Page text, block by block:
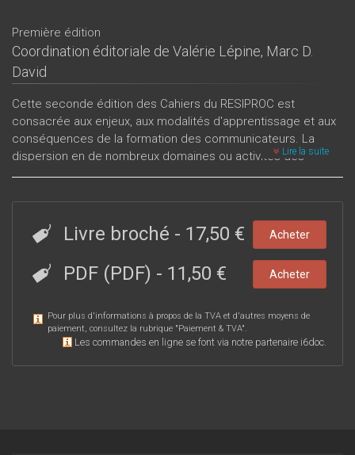
Première édition
Coordination éditoriale de Valérie Lépine, Marc D.
David
Cette seconde édition des Cahiers du RESIPROC est
consacrée aux enjeux, aux modalités d'apprentissage et aux
conséquences de la formation des communicateurs. La
dispersion en de nombreux domaines ou activités des
métiers de la communication invite à réinterroger le socle
numéro invite à penser l’articulation, dans un domaine
particulièrement exposé à des évolutions incessantes, entre
pratiques professionnelles et formation en communication.
Lire la suite
Livre broché - 17,50 € Acheter
PDF (PDF) - 11,50 € Acheter
Pour plus d'informations à propos de la TVA et d'autres moyens de
paiement, consultez la rubrique "Paiement & TVA".
Les commandes en ligne se font via notre partenaire i6doc.